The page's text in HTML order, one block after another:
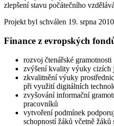
zlepšení stavu počátečního
Projekt byl schválen 19. srpna
Finance z evropských
rozvoj čtenářské gramotnosti
zvýšení kvality výuky cizích
zkvalitnění výuky
při využití digitálních
zvyšování informační
pracovníků
vytvoření podmínek
schopností žáků včetně